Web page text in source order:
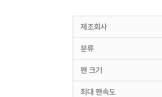
제조회사
분류
팬 크기
최대 팬속도